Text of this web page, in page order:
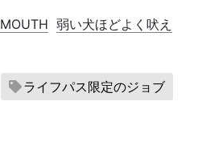
弱い犬ほどよく吠え
ライフパス限定のジョブ